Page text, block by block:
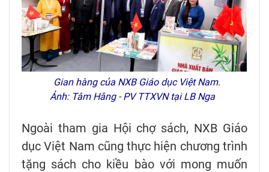
Gian hàng của NXB Giáo dục Việt Nam.
Ảnh: Tâm Hằng - PV TTXVN tại LB Nga
Ngoài tham gia Hội chợ sách, NXB Giáo
dục Việt Nam cũng thực hiện chương trình
tặng sách cho kiều bào với mong muốn